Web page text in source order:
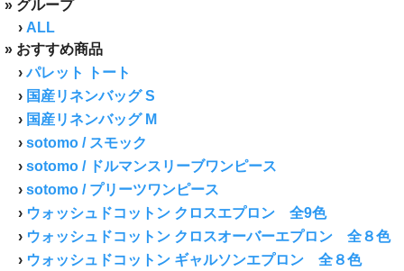
» グループ
› ALL
» おすすめ商品
›パレット トート
› 国産リネンバッグ S
› 国産リネンバッグ M
› sotomo / スモック
› sotomo / ドルマンスリーブワンピース
› sotomo / プリーツワンピース
› ウォッシュドコットン クロスエプロン 全9色
› ウォッシュドコットン クロスオーバーエプロン 全８色
› ウォッシュドコットン ギャルソンエプロン 全８色